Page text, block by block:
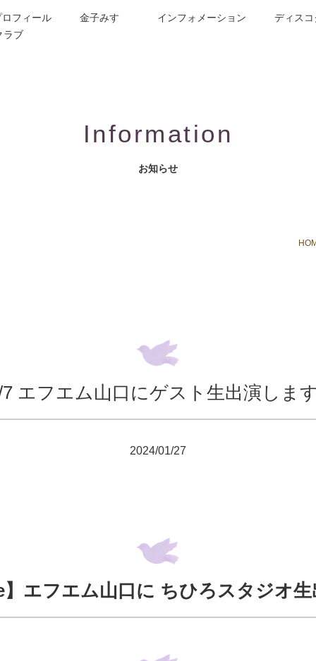
ロフィール 金子みすゞ インフォメーション ディス
ラブ
Information
お知らせ
エフエム山口にゲスト生出演しま
2024/01/27
エフエム山口に ちひろスタジオ